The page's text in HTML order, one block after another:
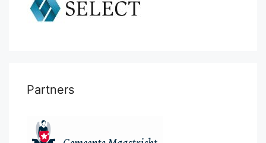
Partners